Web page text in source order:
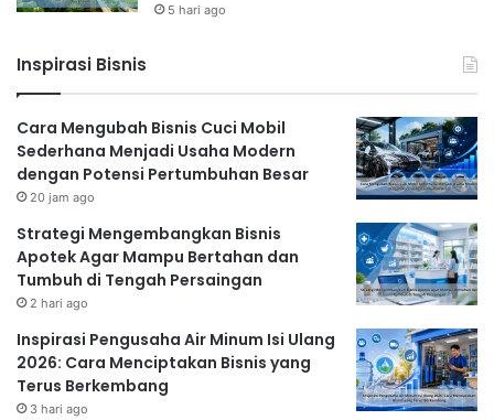
5 hari ago
Inspirasi Bisnis
Cara Mengubah Bisnis Cuci Mobil
Sederhana Menjadi Usaha Modern
dengan Potensi Pertumbuhan Besar
20 jam ago
Strategi Mengembangkan Bisnis
Apotek Agar Mampu Bertahan dan
Tumbuh di Tengah Persaingan
2 hari ago
Inspirasi Pengusaha Air Minum Isi Ulang
2026: Cara Menciptakan Bisnis yang
Terus Berkembang
3 hari ago